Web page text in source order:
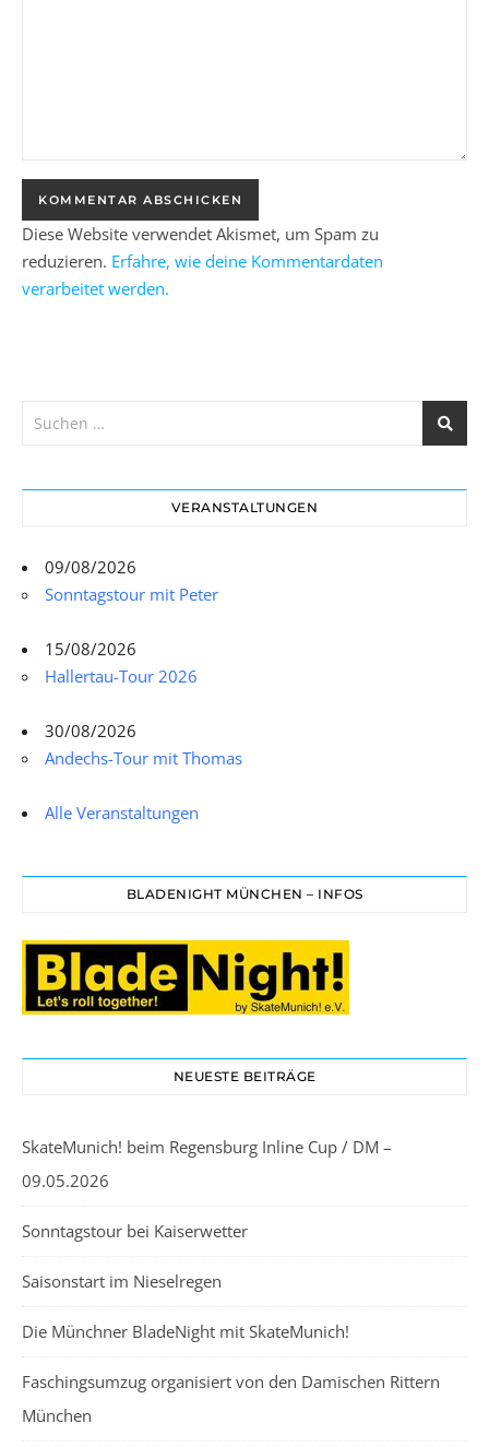
Diese Website verwendet Akismet, um Spam zu
reduzieren. Erfahre, wie deine Kommentardaten
verarbeitet werden.
VERANSTALTUNGEN
09/08/2026
Sonntagstour mit Peter
15/08/2026
Hallertau-Tour 2026
30/08/2026
Andechs-Tour mit Thomas
Alle Veranstaltungen
BLADENIGHT MÜNCHEN – INFOS
NEUESTE BEITRÄGE
SkateMunich! beim Regensburg Inline Cup / DM –
09.05.2026
Sonntagstour bei Kaiserwetter
Saisonstart im Nieselregen
Die Münchner BladeNight mit SkateMunich!
Faschingsumzug organisiert von den Damischen Rittern
München